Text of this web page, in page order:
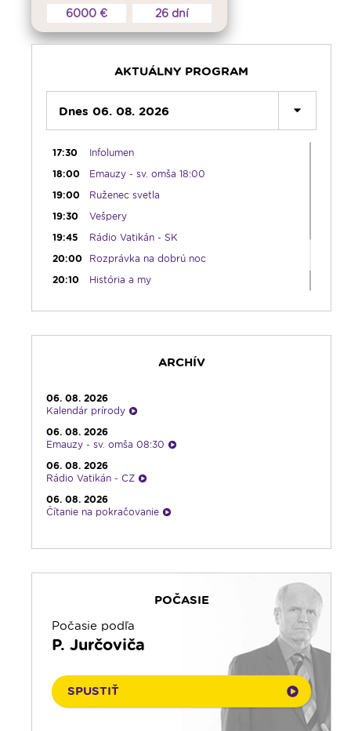
6000 € 26 dní
AKTUÁLNY PROGRAM
Dnes 06. 08. 2026
09:15
Lumenáda - štvrtok (II.)
11:10
Kvietky sv. Františka
12:00
Modlitba Anjel Pána + zamyslenie
Hudobný aperitív
12:30
Biblia za rok
13:00
Lumenfórum - štvrtok
17:05
Hudobná bodka s Dianou
17:30
Infolumen
18:00
Emauzy - sv. omša 18:00
19:00
Ruženec svetla
19:30
Vešpery
19:45
Rádio Vatikán - SK
20:00
Rozprávka na dobrú noc
20:10
História a my
ARCHÍV
06. 08. 2026
Kalendár prírody
06. 08. 2026
Emauzy - sv. omša 08:30
06. 08. 2026
Rádio Vatikán - CZ
06. 08. 2026
Čítanie na pokračovanie
05. 08. 2026
Infolumen
Rádio Vatikán - SK
05. 08. 2026
POČASIE
Počasie podľa
P. Jurčoviča
SPUSTIŤ